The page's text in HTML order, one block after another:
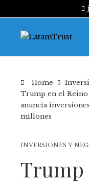
Home
Trump en el
anuncia
millones
INVERSIONES Y
Trump